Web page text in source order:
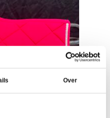
Over
gekozen
worden
op